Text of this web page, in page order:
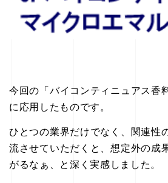
今回の「バイコンティニュアス香
に応用したものです。
ひとつの業界だけでなく、関連性
流させていただくと、想定外の成
がるなぁ、と深く実感しました。